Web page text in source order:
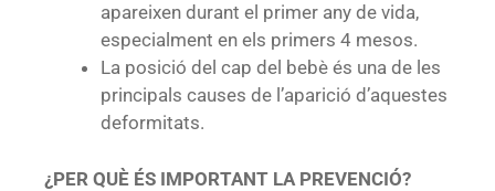
apareixen durant el primer any de vida,
especialment en els primers 4 mesos.
La posició del cap del bebè és una de les
principals causes de l’aparició d’aquestes
deformitats.
¿PER QUÈ ÉS IMPORTANT LA PREVENCIÓ?